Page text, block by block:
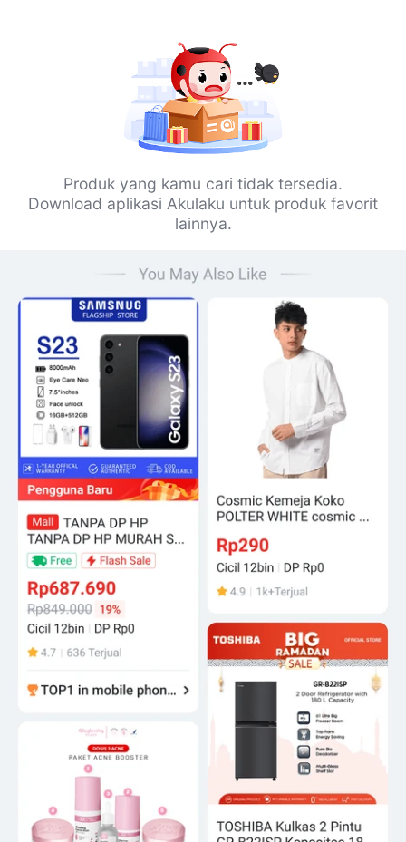
Produk yang kamu cari tidak tersedia.
Download aplikasi Akulaku untuk produk favorit
lainnya.